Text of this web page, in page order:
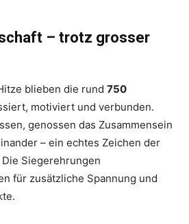
– trotz grosser
blieben die rund 750
motiviert und verbunden.
genossen das Zusammensein
– ein echtes Zeichen der
Siegerehrungen
für zusätzliche Spannung und